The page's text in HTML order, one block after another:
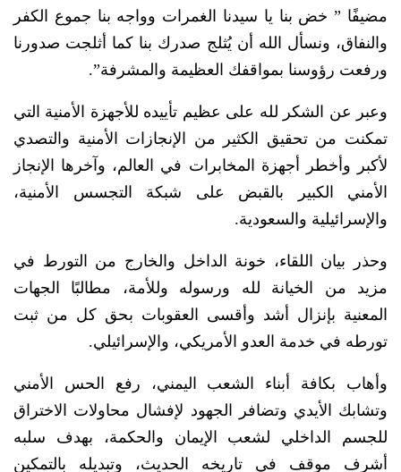
مضيفًا ” خض بنا يا سيدنا الغمرات وواجه بنا جموع الكفر
والنفاق، ونسأل الله أن يُثلج صدرك بنا كما أثلجت صدورنا
ورفعت رؤوسنا بمواقفك العظيمة والمشرفة”.
وعبر عن الشكر لله على عظيم تأييده للأجهزة الأمنية التي
تمكنت من تحقيق الكثير من الإنجازات الأمنية والتصدي
لأكبر وأخطر أجهزة المخابرات في العالم، وآخرها الإنجاز
الأمني الكبير بالقبض على شبكة التجسس الأمنية،
والإسرائيلية والسعودية.
وحذر بيان اللقاء، خونة الداخل والخارج من التورط في
مزيد من الخيانة لله ورسوله وللأمة، مطالبًا الجهات
المعنية بإنزال أشد وأقسى العقوبات بحق كل من ثبت
تورطه في خدمة العدو الأمريكي، والإسرائيلي.
وأهاب بكافة أبناء الشعب اليمني، رفع الحس الأمني
وتشابك الأيدي وتضافر الجهود لإفشال محاولات الاختراق
للجسم الداخلي لشعب الإيمان والحكمة، بهدف سلبه
أشرف موقف في تاريخه الحديث، وتبديله بالتمكين